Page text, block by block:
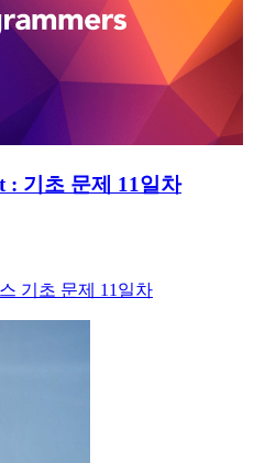
: 기초 문제 11일차
기초 문제 11일차